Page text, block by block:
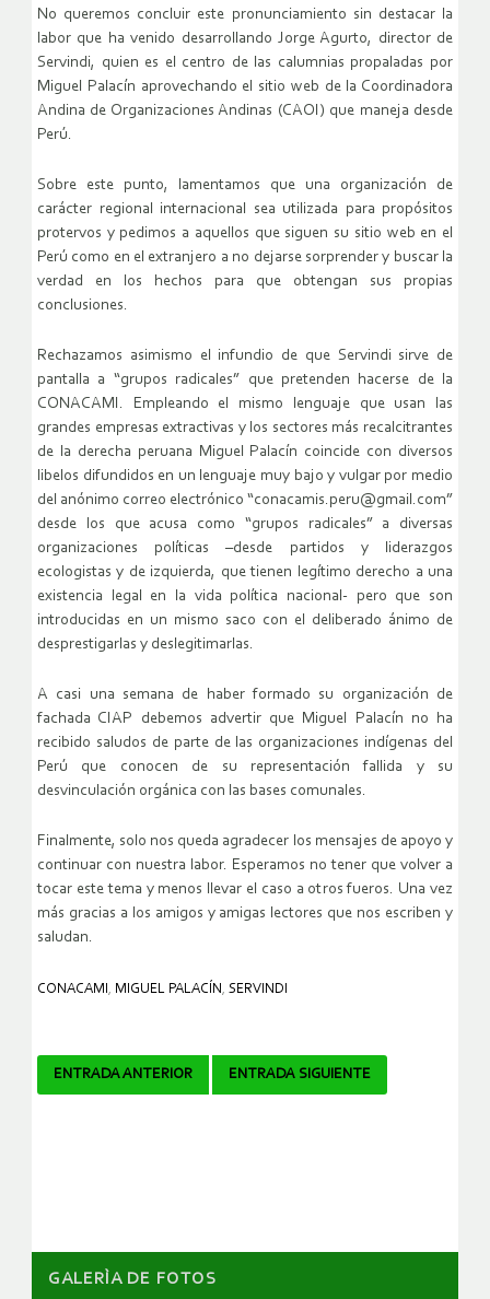
No queremos concluir este pronunciamiento sin destacar la
labor que ha venido desarrollando Jorge Agurto, director de
Servindi, quien es el centro de las calumnias propaladas por
Miguel Palacín aprovechando el sitio web de la Coordinadora
Andina de Organizaciones Andinas (CAOI) que maneja desde
Perú.
Sobre este punto, lamentamos que una organización de
carácter regional internacional sea utilizada para propósitos
protervos y pedimos a aquellos que siguen su sitio web en el
Perú como en el extranjero a no dejarse sorprender y buscar la
verdad en los hechos para que obtengan sus propias
conclusiones.
Rechazamos asimismo el infundio de que Servindi sirve de
pantalla a “grupos radicales” que pretenden hacerse de la
CONACAMI. Empleando el mismo lenguaje que usan las
grandes empresas extractivas y los sectores más recalcitrantes
de la derecha peruana Miguel Palacín coincide con diversos
libelos difundidos en un lenguaje muy bajo y vulgar por medio
del anónimo correo electrónico “conacamis.peru@gmail.com”
desde los que acusa como “grupos radicales” a diversas
organizaciones políticas –desde partidos y liderazgos
ecologistas y de izquierda, que tienen legítimo derecho a una
existencia legal en la vida política nacional- pero que son
introducidas en un mismo saco con el deliberado ánimo de
desprestigarlas y deslegitimarlas.
A casi una semana de haber formado su organización de
fachada CIAP debemos advertir que Miguel Palacín no ha
recibido saludos de parte de las organizaciones indígenas del
Perú que conocen de su representación fallida y su
desvinculación orgánica con las bases comunales.
Finalmente, solo nos queda agradecer los mensajes de apoyo y
continuar con nuestra labor. Esperamos no tener que volver a
tocar este tema y menos llevar el caso a otros fueros. Una vez
más gracias a los amigos y amigas lectores que nos escriben y
saludan.
CONACAMI , MIGUEL PALACÍN , SERVINDI
Navegador
ENTRADA ANTERIOR ENTRADA SIGUIENTE
GALERÌA DE FOTOS